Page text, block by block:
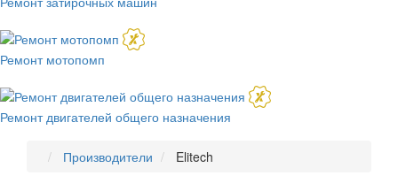
Ремонт мотопомп
Ремонт двигателей общего назначения
Производители Elitech